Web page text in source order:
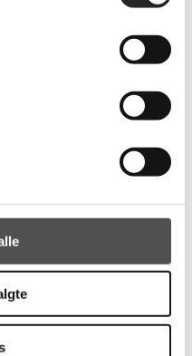
jeg glæder mig utrolig meget til at
sammen med min
skader som spiller på 1.
måde at blive i miljøet på.
meningen, at jeg skal spille
i møde. Puljen er på papiret
for så hedder det 3. division
venter en ny pulje efter jul med
pulje samt to oprykkere fra 3.
3, er vi allerede efter efteråret
udfaldet i forårets kampe.”